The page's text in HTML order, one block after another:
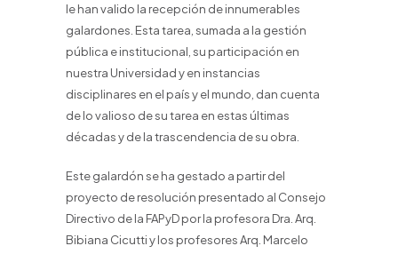
le han valido la recepción de innumerables
galardones. Esta tarea, sumada a la gestión
pública e institucional, su participación en
nuestra Universidad y en instancias
disciplinares en el país y el mundo, dan cuenta
de lo valioso de su tarea en estas últimas
décadas y de la trascendencia de su obra.
Este galardón se ha gestado a partir del
proyecto de resolución presentado al Consejo
Directivo de la FAPyD por la profesora Dra. Arq.
Bibiana Cicutti y los profesores Arq. Marcelo